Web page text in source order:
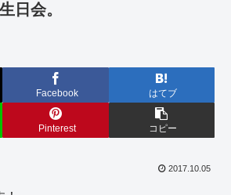
日会。
Facebook はてブ
Pinterest コピー
2017.10.05